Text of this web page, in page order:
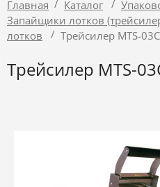
Главная / Каталог /
Запайщики лотков
лотков
/ Трейсилер MTS-03C
Трейсилер MTS-